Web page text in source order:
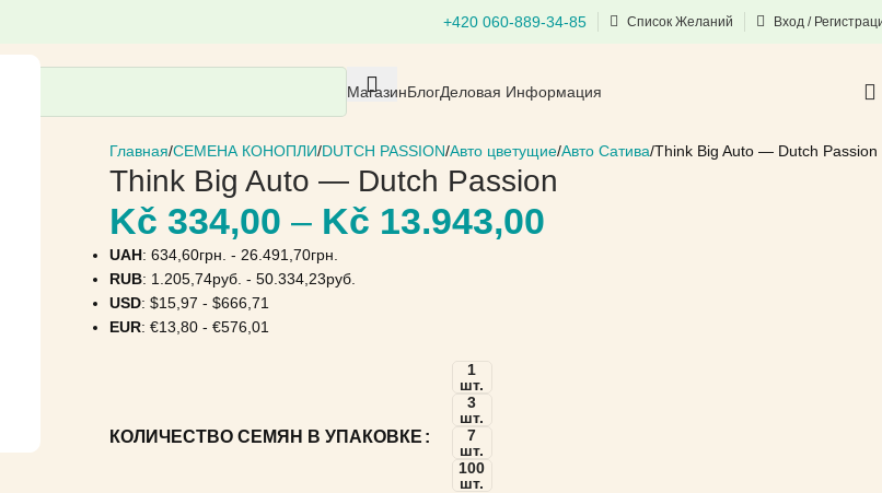
+420 060-889-34-85 Список Желаний Вход /
МагазинБлогДеловая Информация
Главная СЕМЕНА КОНОПЛИ DUTCH PASSION Авто цветущие Авто Сатива Think Big Auto — Dutch Passion
Think Big Auto — Dutch Passion
Kč 334,00 – Kč 13.943,00
UAH: 634,60грн. - 26.491,70грн.
RUB: 1.205,74руб. - 50.334,23руб.
USD: $15,97 - $666,71
EUR: €13,80- €576,01
КОЛИЧЕСТВО СЕМЯН В УПАКОВКЕ
1
шт.
3
шт.
7
шт.
100
шт.